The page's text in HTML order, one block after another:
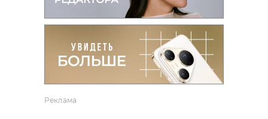
Реклама